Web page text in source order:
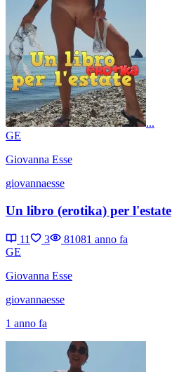
...
GE
Giovanna Esse
giovannaesse
Un libro (erotika) per l'estate
11 3 81081 anno fa
GE
Giovanna Esse
giovannaesse
1 anno fa